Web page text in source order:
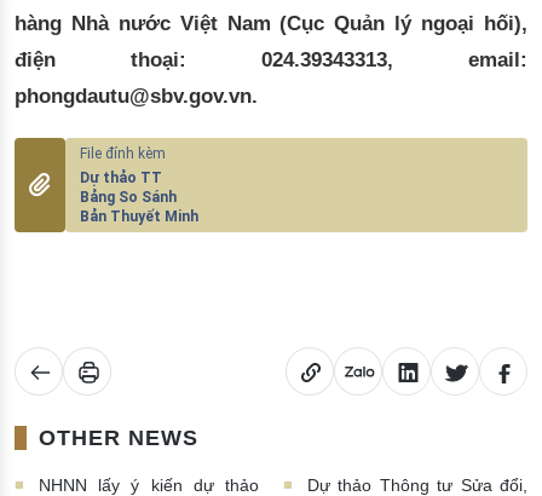
hàng Nhà nước Việt Nam (Cục Quản lý ngoại hối),
điện thoại: 024.39343313, email:
phongdautu@sbv.gov.vn.
Dự thảo TT
Bảng So Sánh
Bản Thuyết Minh
OTHER NEWS
NHNN lấy ý kiến dự thảo
Dự thảo Thông tư Sửa đổi,